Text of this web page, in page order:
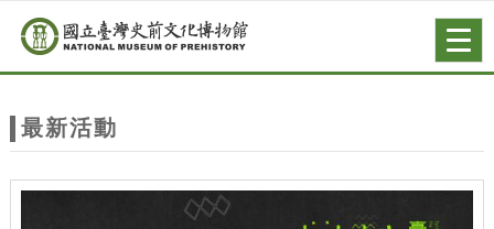
站
主
跳到主要內容
網站導覽
最新活動